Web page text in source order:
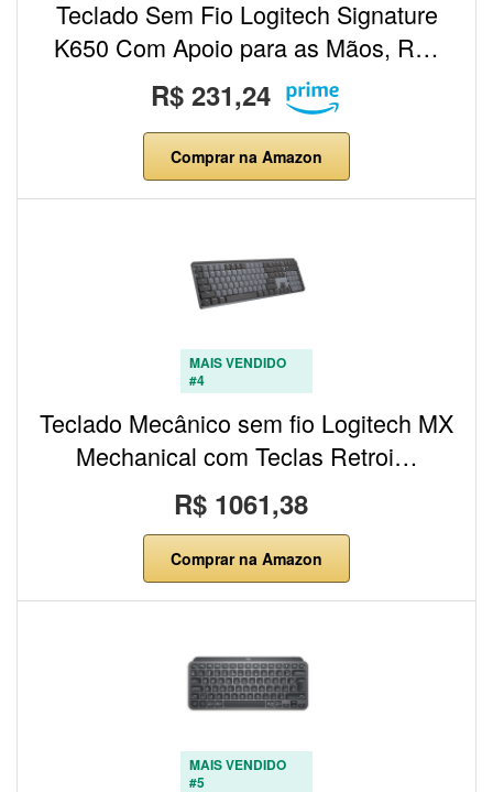
Teclado Sem Fio Logitech Signature
K650 Com Apoio para as Mãos, R…
R$ 231,24
Comprar na Amazon
MAIS VENDIDO
#4
Teclado Mecânico sem fio Logitech MX
Mechanical com Teclas Retroi…
R$ 1061,38
Comprar na Amazon
MAIS VENDIDO
#5